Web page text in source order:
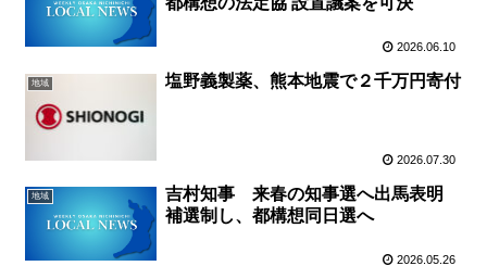
2026.06.10
地域 塩野義製薬、熊本地震で２千万円寄付
2026.07.30
地域
吉村知事 来春の知事選へ出馬表明
補選制し、都構想同日選へ
2026.05.26